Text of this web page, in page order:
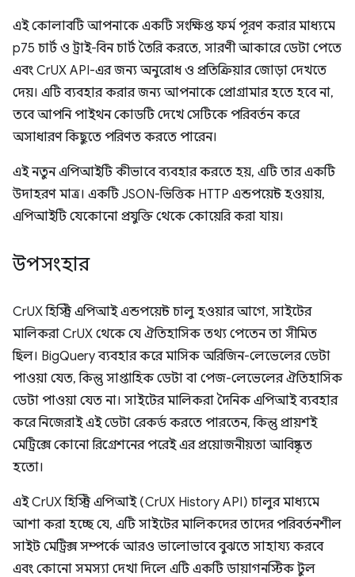
এই কোলাবটি আপনাকে একটি সংক্ষিপ্ত ফর্ম পূরণ করার মাধ্যমে
p75 চার্ট ও ট্রাই-বিন চার্ট তৈরি করতে, সারণী আকারে ডেটা পেতে
এবং CrUX API-এর জন্য অনুরোধ ও প্রতিক্রিয়ার জোড়া দেখতে
দেয়। এটি ব্যবহার করার জন্য আপনাকে প্রোগ্রামার হতে হবে না,
তবে আপনি পাইথন কোডটি দেখে সেটিকে পরিবর্তন করে
অসাধারণ কিছুতে পরিণত করতে পারেন।
এই নতুন এপিআইটি কীভাবে ব্যবহার করতে হয়, এটি তার একটি
উদাহরণ মাত্র। একটি JSON-ভিত্তিক HTTP এন্ডপয়েন্ট হওয়ায়,
এপিআইটি যেকোনো প্রযুক্তি থেকে কোয়েরি করা যায়।
উপসংহার
CrUX হিস্ট্রি এপিআই এন্ডপয়েন্ট চালু হওয়ার আগে, সাইটের
মালিকরা CrUX থেকে যে ঐতিহাসিক তথ্য পেতেন তা সীমিত
ছিল। BigQuery ব্যবহার করে মাসিক অরিজিন-লেভেলের ডেটা
পাওয়া যেত, কিন্তু সাপ্তাহিক ডেটা বা পেজ-লেভেলের ঐতিহাসিক
ডেটা পাওয়া যেত না। সাইটের মালিকরা দৈনিক এপিআই ব্যবহার
করে নিজেরাই এই ডেটা রেকর্ড করতে পারতেন, কিন্তু প্রায়শই
মেট্রিক্সে কোনো রিগ্রেশনের পরেই এর প্রয়োজনীয়তা আবিষ্কৃত
হতো।
এই CrUX হিস্ট্রি এপিআই (CrUX History API) চালুর মাধ্যমে
আশা করা হচ্ছে যে, এটি সাইটের মালিকদের তাদের পরিবর্তনশীল
সাইট মেট্রিক্স সম্পর্কে আরও ভালোভাবে বুঝতে সাহায্য করবে
এবং কোনো সমস্যা দেখা দিলে এটি একটি ডায়াগনস্টিক টুল